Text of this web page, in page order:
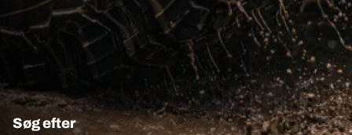
Søg efter